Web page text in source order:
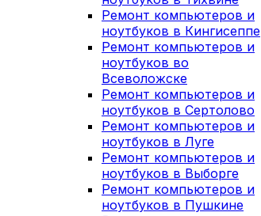
Ремонт компьютеров и
ноутбуков в Кингисеппе
Ремонт компьютеров и
ноутбуков во
Всеволожске
Ремонт компьютеров и
ноутбуков в Сертолово
Ремонт компьютеров и
ноутбуков в Луге
Ремонт компьютеров и
ноутбуков в Выборге
Ремонт компьютеров и
ноутбуков в Пушкине